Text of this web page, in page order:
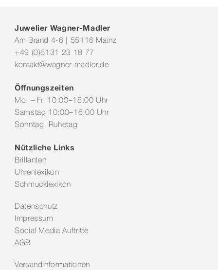
Juwelier Wagner-Madler
Am Brand 4-6 | 55116 Mainz
+49 (0)6131 23 18 77
kontakt@wagner-madler.de
Öffnungszeiten
Mo. – Fr. 10:00–18:00 Uhr
Samstag 10:00–16:00 Uhr
Sonntag Ruhetag
Nützliche Links
Brillanten
Uhrenlexikon
Schmucklexikon
Datenschutz
Impressum
Social Media Auftritte
AGB
Versandinformationen